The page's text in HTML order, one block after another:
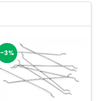
-3%